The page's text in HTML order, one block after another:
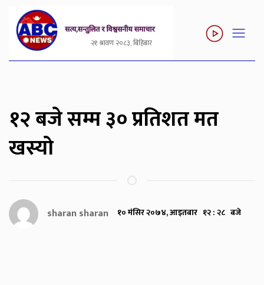
२१ श्रावण २०८३, बिहिबार
१२ बजे सम्म ३० प्रतिशत मत
खस्यो
sharan sharan १० मंसिर २०७४, आइतबार १२ : २८ बजे